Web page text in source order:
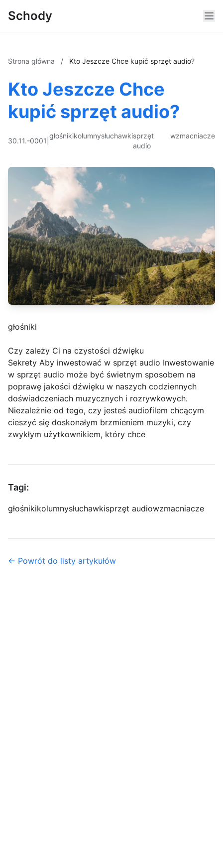
Schody
Strona główna / Kto Jeszcze Chce kupić sprzęt audio?
Kto Jeszcze Chce
kupić sprzęt audio?
30.11.-0001
głośnikikolumnysłuchawkisprzęt
audio
wzmacniacze
głośniki
Czy zależy Ci na czystości dźwięku
Sekrety Aby inwestować w sprzęt audio Inwestowanie
w sprzęt audio może być świetnym sposobem na
poprawę jakości dźwięku w naszych codziennych
doświadczeniach muzycznych i rozrywkowych.
Niezależnie od tego, czy jesteś audiofilem chcącym
cieszyć się doskonałym brzmieniem muzyki, czy
zwykłym użytkownikiem, który chce
Tagi:
głośnikikolumnysłuchawkisprzęt audiowzmacniacze
← Powrót do listy artykułów